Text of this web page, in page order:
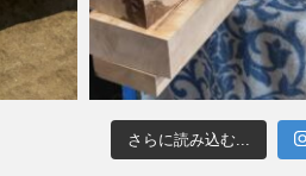
さらに読み込む...